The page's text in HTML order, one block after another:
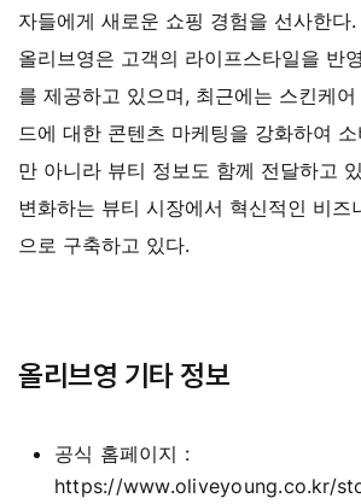
자들에게 새로운 쇼핑 경험을 선사한다.
올리브영은 고객의 라이프스타일을 반
를 제공하고 있으며, 최근에는 스킨케
드에 대한 콘텐츠 마케팅을 강화하여
만 아니라 뷰티 정보도 함께 전달하고
변화하는 뷰티 시장에서 혁신적인 비즈
으로 구축하고 있다.
올리브영 기타 정보
공식 홈페이지 :
https://www.oliveyoung.co.kr/